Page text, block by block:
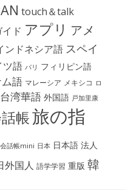
touch＆talk
ド アプリ アメ
ンドネシア語 スペイ
ツ語 パリ フィリピン語
語 マレーシア メキシコ ロ
台湾華語 外国語 戸加里康
帳旅の指
話帳mini 日本 日本語 法人
外国人 語学学習 重版 韓